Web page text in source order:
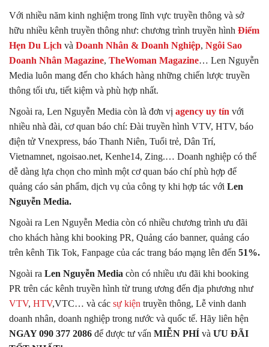
Với nhiều năm kinh nghiệm trong lĩnh vực truyền thông và sở
hữu nhiều kênh truyền thông như: chương trình truyền hình Điểm
Hẹn Du Lịch và Doanh Nhân & Doanh Nghiệp, Ngôi Sao
Doanh Nhân Magazine, TheWoman Magazine… Len Nguyễn
Media luôn mang đến cho khách hàng những chiến lược truyền
thông tối ưu, tiết kiệm và phù hợp nhất.
Ngoài ra, Len Nguyễn Media còn là đơn vị agency uy tín với
nhiều nhà đài, cơ quan báo chí: Đài truyền hình VTV, HTV, báo
điện tử Vnexpress, báo Thanh Niên, Tuổi trẻ, Dân Trí,
Vietnamnet, ngoisao.net, Kenhe14, Zing.… Doanh nghiệp có thể
dễ dàng lựa chọn cho mình một cơ quan báo chí phù hợp để
quảng cáo sản phẩm, dịch vụ của công ty khi hợp tác với Len
Nguyễn Media.
Ngoài ra Len Nguyễn Media còn có nhiều chương trình ưu đãi
cho khách hàng khi booking PR, Quảng cáo banner, quảng cáo
trên kênh Tik Tok, Fanpage của các trang báo mạng lên đến 51%.
Ngoài ra Len Nguyễn Media còn có nhiều ưu đãi khi booking
PR trên các kênh truyền hình từ trung ương đến địa phương như
VTV, HTV,VTC… và các sự kiện truyền thông, Lễ vinh danh
doanh nhân, doanh nghiệp trong nước và quốc tế. Hãy liên hện
NGAY 090 377 2086 để được tư vấn MIỄN PHÍ và ƯU ĐÃI